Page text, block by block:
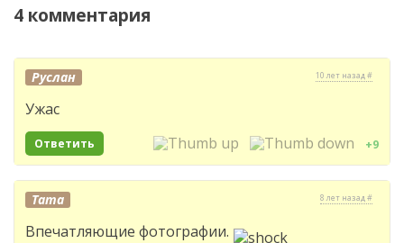
4 комментария
Руслан 10 лет назад #
Ужас
Ответить +9
Тата 8 лет назад #
Впечатляющие фотографии.